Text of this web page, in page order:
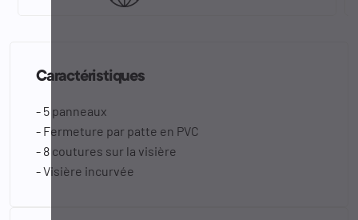
Caractéristiques
- 5 panneaux
- Fermeture par patte en PVC
- 8 coutures sur la visière
- Visière incurvée